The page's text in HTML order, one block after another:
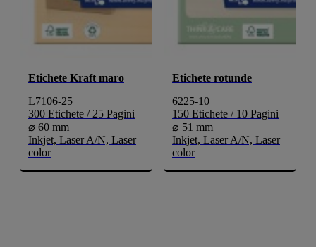
Etichete Kraft maro
L7106-25
300 Etichete / 25 Pagini
⌀ 60 mm
Inkjet, Laser A/N, Laser
color
Etichete rotunde
6225-10
150 Etichete / 10 Pagini
⌀ 51 mm
Inkjet, Laser A/N, Laser
color